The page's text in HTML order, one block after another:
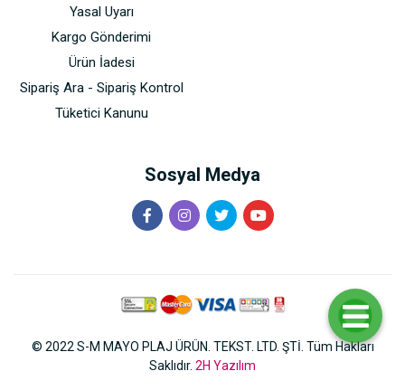
Yasal Uyarı
Kargo Gönderimi
Ürün İadesi
Sipariş Ara - Sipariş Kontrol
Tüketici Kanunu
Sosyal Medya
© 2022 S-M MAYO PLAJ ÜRÜN. TEKST. LTD. ŞTİ. Tüm Hakları
Saklıdır. 2H Yazılım